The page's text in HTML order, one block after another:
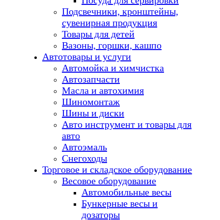
Подсвечники, кронштейны,
сувенирная продукция
Товары для детей
Вазоны, горшки, кашпо
Автотовары и услуги
Автомойка и химчистка
Автозапчасти
Масла и автохимия
Шиномонтаж
Шины и диски
Авто инструмент и товары для
авто
Автоэмаль
Снегоходы
Торговое и складское оборудование
Весовое оборудование
Автомобильные весы
Бункерные весы и
дозаторы